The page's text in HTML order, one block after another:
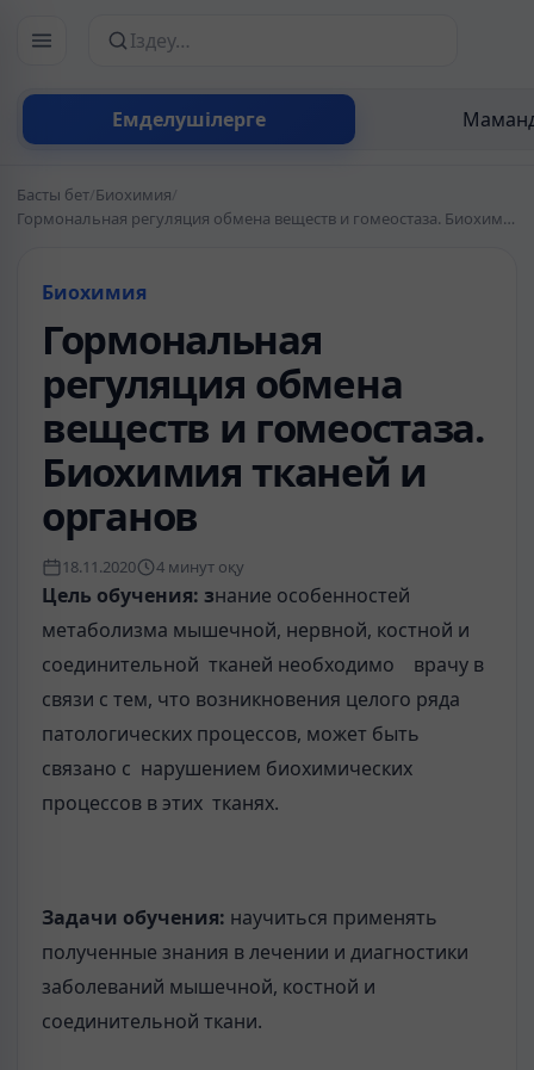
Емделушілерге
Сайттан іздеу
Басты бет/Биохимия/
Гормональная регуляция обмена веществ и гомеостаза. Биохимия тканей и органов
Биохимия
Гормональная
регуляция обмена
веществ и гомеостаза.
Биохимия тканей и
органов
18.11.2020 4 минут оқу
Цель обучения: знание особенностей
метаболизма мышечной, нервной, костной и
соединительной тканей необходимо врачу в
связи с тем, что возникновения целого ряда
патологических процессов, может быть
связано с нарушением биохимических
процессов в этих тканях.
Задачи обучения: научиться применять
полученные знания в лечении и диагностики
заболеваний мышечной, костной и
соединительной ткани.